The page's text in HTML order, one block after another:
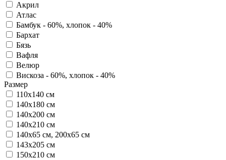
Акрил
Атлас
Бамбук - 60%, хлопок - 40%
Бархат
Бязь
Вафля
Велюр
Вискоза - 60%, хлопок - 40%
Размер
110х140 см
140х180 см
140х200 см
140х210 см
140х65 см, 200х65 см
143х205 см
150х210 см